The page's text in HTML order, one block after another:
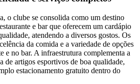
o clube se consolida como um destino
e bar que oferecem um cardápio
atendendo a diversos gostos. Os
da comida e a variedade de opções
e no bar. A infraestrutura complementa a
de artigos esportivos de boa qualidade,
estacionamento gratuito dentro do